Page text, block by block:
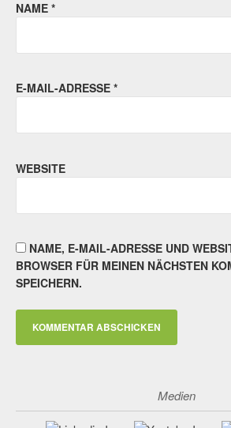
NAME *
E-MAIL-ADRESSE *
WEBSITE
NAME, E-MAIL-ADRESSE UND
BROWSER FÜR MEINEN NÄCHSTEN
SPEICHERN.
Medien